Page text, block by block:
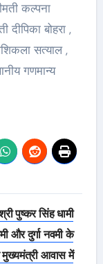
कल्पना
दीपिका बोहरा ,
सत्याल ,
गणमान्य
पुष्कर सिंह धामी
और दुर्गा नवमी के
आवास में